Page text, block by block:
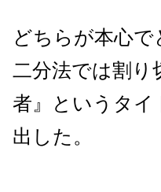
どちらが本心
二分法では割り
者』というタ
出した。